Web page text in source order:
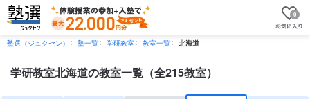
0
塾選（ジュクセン） 塾一覧 学研教室 教室一覧 北海道
学研教室北海道の教室一覧（全215教室）